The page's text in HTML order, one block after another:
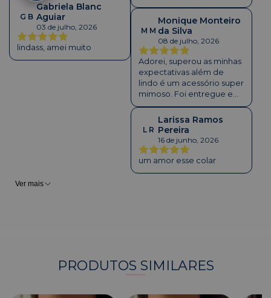
G B
Gabriela Blanc
Aguiar
03 de julho, 2026
lindass, amei muito
M M
Monique Monteiro
da Silva
08 de julho, 2026
Adorei, superou as minhas
expectativas além de
lindo é um acessório super
mimoso. Foi entregue em
uma embalagem cheirosa
e fofa. Indico a compra
L R
Larissa Ramos
Pereira
16 de junho, 2026
um amor esse colar
Ver mais
PRODUTOS SIMILARES